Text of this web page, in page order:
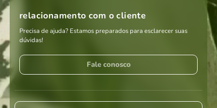
relacionamento com o cliente
Precisa de ajuda? Estamos preparados para esclarecer suas
dúvidas!
Fale conosco